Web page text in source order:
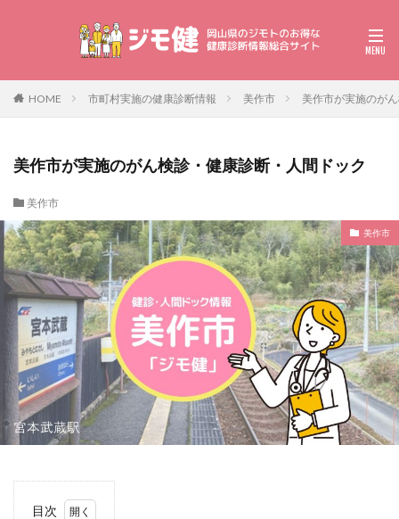
HOME 市町村実施の健康診断情報 美作市 美作市が実施のが
美作市が実施のがん検診・健康診断・人間ドック
美作市
美作市
目次